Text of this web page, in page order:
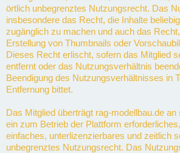
örtlich unbegrenztes Nutzungsrecht. Das
insbesondere das Recht, die Inhalte
zugänglich zu machen und auch das
Erstellung von Thumbnails oder
Dieses Recht erlischt, sofern das Mitglied
entfernt oder das Nutzungsverhältnis
Beendigung des Nutzungsverhältnisses in
Entfernung bittet.
Das Mitglied überträgt rag-modellbau.de an
ein zum Betrieb der Plattform
einfaches, unterlizenzierbares und zeitlich
unbegrenztes Nutzungsrecht. Das